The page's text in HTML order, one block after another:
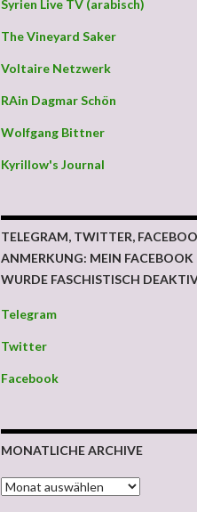
Syrien Live TV (arabisch)
The Vineyard Saker
Voltaire Netzwerk
RAin Dagmar Schön
Wolfgang Bittner
Kyrillow's Journal
TELEGRAM, TWITTER,
ANMERKUNG: MEIN
WURDE FASCHISTISCH
Telegram
Twitter
Facebook
MONATLICHE ARCHIVE
MONATLICHE ARCHIVE